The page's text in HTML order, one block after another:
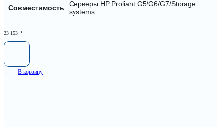
Совместимость
Серверы HP Proliant G5/G6/G7/Storage
systems
23 153 ₽
В корзину